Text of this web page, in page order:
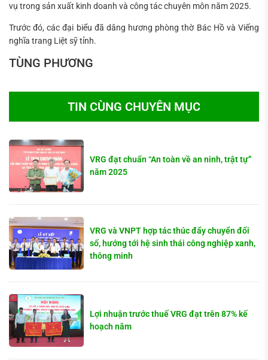
vụ trong sản xuất kinh doanh và công tác chuyên môn năm 2025.
Trước đó, các đại biểu đã dâng hương phòng thờ Bác Hồ và Viếng
nghĩa trang Liệt sỹ tỉnh.
TÙNG PHƯƠNG
TIN CÙNG CHUYÊN MỤC
VRG đạt chuẩn “An toàn về an ninh, trật tự”
năm 2025
VRG và VNPT hợp tác thúc đẩy chuyển đổi
số, hướng tới hệ sinh thái công nghiệp xanh,
thông minh
Lợi nhuận trước thuế VRG đạt trên 87% kế
hoạch năm